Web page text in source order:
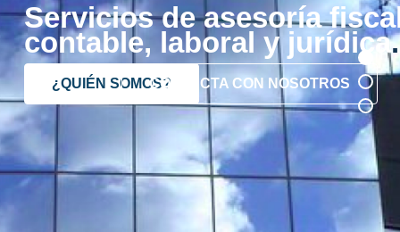
Servicios de asesoría
contable, laboral y jurídica.
¿QUIÉN SOMOS?CONTACTA CON NOSOTROS